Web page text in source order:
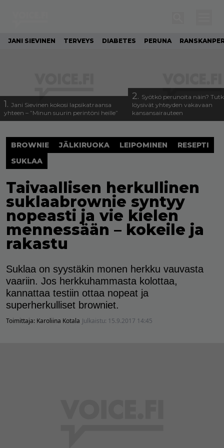
JANI SIEVINEN TERVEYS DIABETES PERUNA
1. Jani Sievinen kokosi lapsikatraansa
yhteen – ”Minun suurin perintöni heille”
2. Syötkö perunoita näin?
löysivät yhteyden vakavaan
kansansairauteen
BROWNIE JÄLKIRUOKA LEIPOMINEN
RESEPTI
SUKLAA
Taivaallisen herkullinen
suklaabrownie syntyy
nopeasti ja vie kielen
mennessään – kokeile ja
rakastu
Suklaa on syystäkin monen herkku vauvasta
vaariin. Jos herkkuhammasta kolottaa,
kannattaa testiin ottaa nopeat ja
superherkulliset browniet.
Toimittaja: Karoliina Kotala Julkaistu: 15.9.2017 14:45